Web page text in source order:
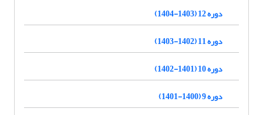
دوره 12 (1403-1404)
دوره 11 (1402-1403)
دوره 10 (1401-1402)
دوره 9 (1400-1401)